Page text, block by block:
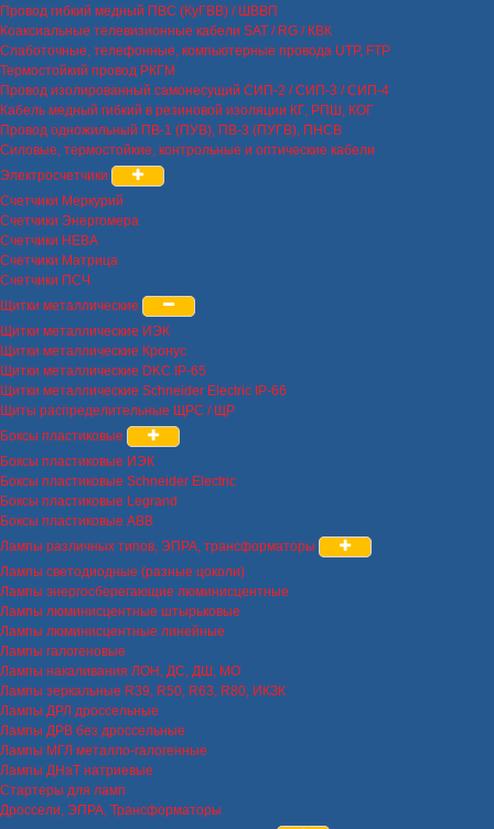
Провод гибкий медный ПВС (КуГВВ) / ШВВП
Коаксиальные телевизионные кабели SAT / RG / КВК
Слаботочные, телефонные, компьютерные провода UTP, FTP
Термостойкий провод РКГМ
Провод изолированный самонесущий СИП-2 / СИП-3 / СИП-4
Кабель медный гибкий в резиновой изоляции КГ, РПШ, КОГ
Провод одножильный ПВ-1 (ПУВ), ПВ-3 (ПУГВ), ПНСВ
Силовые, термостойкие, контрольные и оптические кабели
Электросчетчики
Счетчики Меркурий
Счетчики Энергомера
Счетчики НЕВА
Счетчики Матрица
Счетчики ПСЧ
Щитки металлические
Щитки металлические ИЭК
Щитки металлические Кронус
Щитки металлические DKC IP-65
Щитки металлические Schneider Electric IP-66
Щиты распределительные ЩРС / ЩР
Боксы пластиковые
Боксы пластиковые ИЭК
Боксы пластиковые Schneider Electric
Боксы пластиковые Legrand
Боксы пластиковые ABB
Лампы различных типов, ЭПРА, трансформаторы
Лампы светодиодные (разные цоколи)
Лампы энергосберегающие люминисцентные
Лампы люминисцентные штырьковые
Лампы люминисцентные линейные
Лампы галогеновые
Лампы накаливания ЛОН, ДС, ДШ, МО
Лампы зеркальные R39, R50, R63, R80, ИКЗК
Лампы ДРЛ дроссельные
Лампы ДРВ без дроссельные
Лампы МГЛ металло-галогенные
Лампы ДНаТ натриевые
Стартеры для ламп
Дроссели, ЭПРА, Трансформаторы